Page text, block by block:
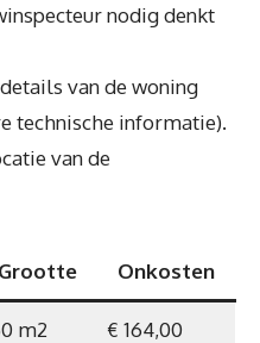
nodig denkt
van de woning
technische informatie).
van de
Grootte Onkosten
m2 € 164,00